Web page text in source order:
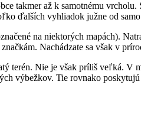
takmer až k samotnému
ďalších vyhliadok južne od
na niektorých mapách).
Nachádzate sa však v
terén. Nie je však príliš veľká. V
výbežkov. Tie rovnako